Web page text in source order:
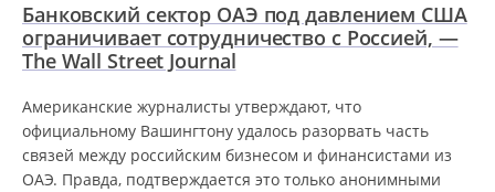
Банковский сектор ОАЭ под давлением США
ограничивает сотрудничество с Россией, —
The Wall Street Journal
Американские журналисты утверждают, что
официальному Вашингтону удалось разорвать часть
связей между российским бизнесом и финансистами из
ОАЭ. Правда, подтверждается это только анонимными